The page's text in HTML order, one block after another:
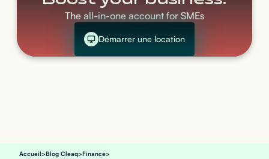
The all-in-one account for SMEs
Démarrer une location
Accueil>Blog Cleaq>Finance>